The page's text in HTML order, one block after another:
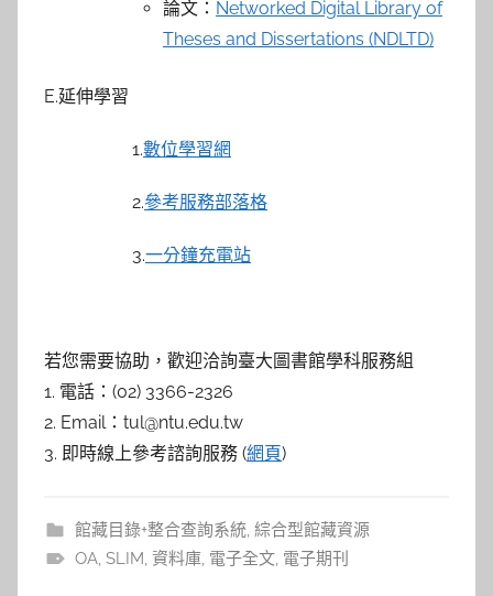
論文： Networked Digital Library of
Theses and Dissertations (NDLTD)
E.延伸學習
1.數位學習網
2.參考服務部落格
3.一分鐘充電站
若您需要協助，歡迎洽詢臺大圖書館學科服務組
1. 電話：(02) 3366-2326
2. Email：tul@ntu.edu.tw
3. 即時線上參考諮詢服務 (網頁)
館藏目錄+整合查詢系統, 綜合型館藏資源
OA, SLIM, 資料庫, 電子全文, 電子期刊